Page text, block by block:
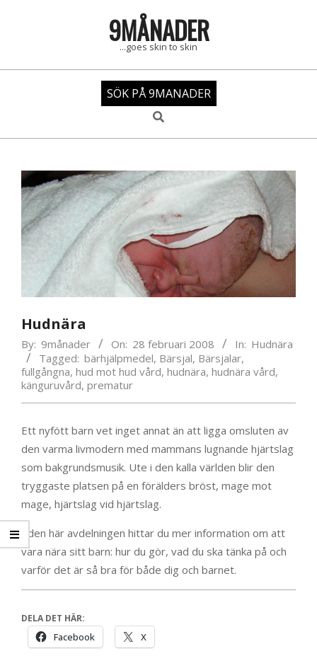
9MÅNADER
...goes skin to skin
SÖK PÅ 9MANADER
Search
Menu
Hudnära
By: 9månader On: 28 februari 2008 In: Hudnära
Tagged: bärhjälpmedel, Bärsjal, Bärsjalar,
fullgångna, hud mot hud vård, hudnära, hudnära vård,
känguruvård, prematur
Ett nyfött barn vet inget annat än att ligga omsluten av
den varma livmodern med mammans lugnande hjärtslag
som bakgrundsmusik. Ute i den kalla världen blir den
tryggaste platsen på en förälders bröst, mage mot
mage, hjärtslag vid hjärtslag.
I den här avdelningen hittar du mer information om att
vara nära sitt barn: hur du gör, vad du ska tänka på och
varför det är så bra för både dig och barnet.
DELA DET HÄR:
Facebook X